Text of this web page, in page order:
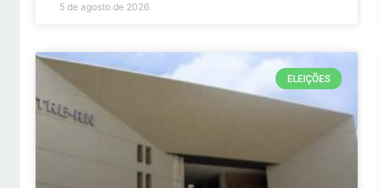
5 de agosto de 2026
ELEIÇÕES